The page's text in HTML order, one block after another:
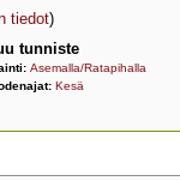
tiedot)
tunniste
Asemalla/Ratapihalla
Kesä